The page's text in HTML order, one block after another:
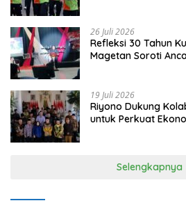
26 Juli 2026
Refleksi 30 Tahun
Magetan Soroti
19 Juli 2026
Riyono Dukung
untuk Perkuat
Selengkapnya